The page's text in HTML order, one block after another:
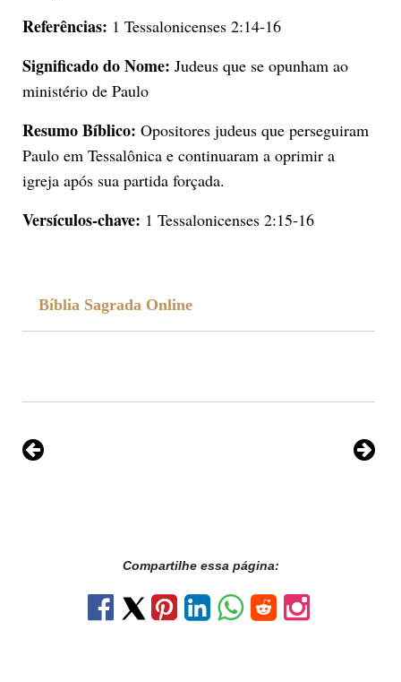
Referências: 1 Tessalonicenses 2:14-16
Significado do Nome: Judeus que se opunham ao
ministério de Paulo
Resumo Bíblico: Opositores judeus que perseguiram
Paulo em Tessalônica e continuaram a oprimir a
igreja após sua partida forçada.
Versículos-chave: 1 Tessalonicenses 2:15-16
Bíblia Sagrada Online
Compartilhe essa página: